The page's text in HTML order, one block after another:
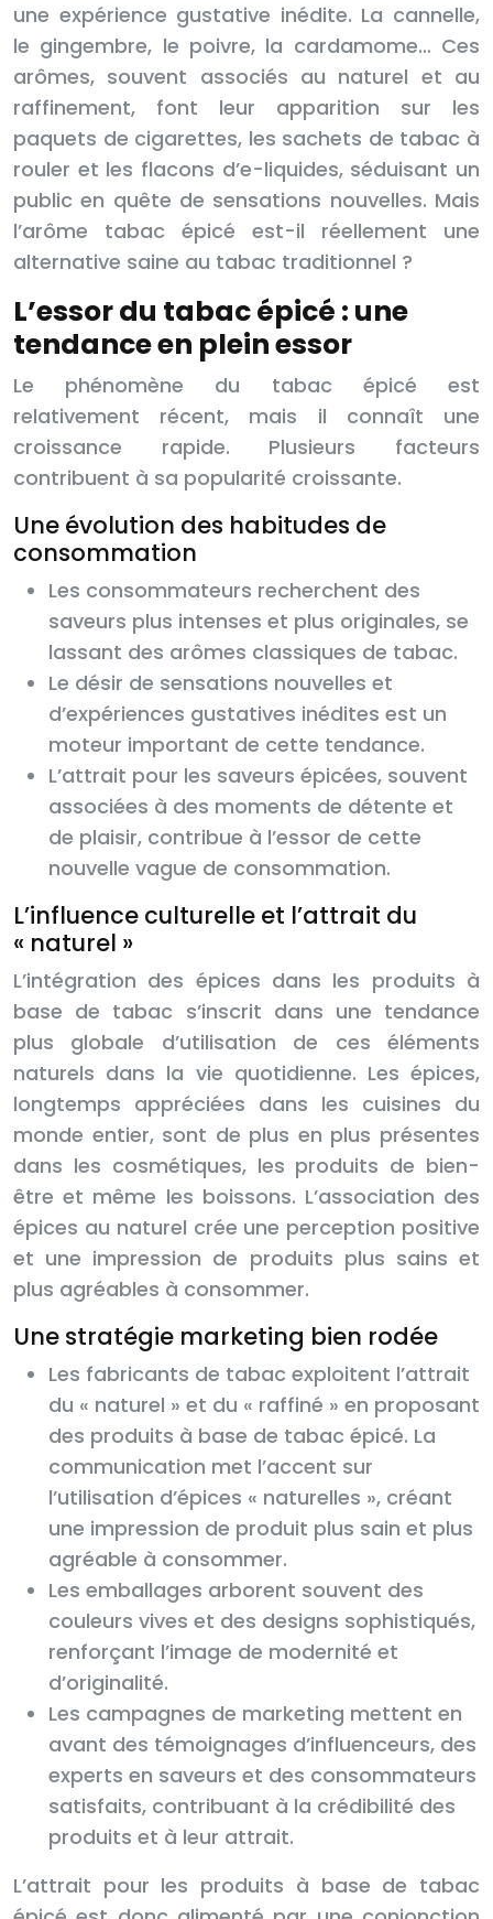
une expérience gustative inédite. La cannelle,
le gingembre, le poivre, la cardamome… Ces
arômes, souvent associés au naturel et au
raffinement, font leur apparition sur les
paquets de cigarettes, les sachets de tabac à
rouler et les flacons d’e-liquides, séduisant un
public en quête de sensations nouvelles. Mais
l’arôme tabac épicé est-il réellement une
alternative saine au tabac traditionnel ?
L’essor du tabac épicé : une
tendance en plein essor
Le phénomène du tabac épicé est
relativement récent, mais il connaît une
croissance rapide. Plusieurs facteurs
contribuent à sa popularité croissante.
Une évolution des habitudes de
consommation
Les consommateurs recherchent des
saveurs plus intenses et plus originales, se
lassant des arômes classiques de tabac.
Le désir de sensations nouvelles et
d’expériences gustatives inédites est un
moteur important de cette tendance.
L’attrait pour les saveurs épicées, souvent
associées à des moments de détente et
de plaisir, contribue à l’essor de cette
nouvelle vague de consommation.
L’influence culturelle et l’attrait du
« naturel »
L’intégration des épices dans les produits à
base de tabac s’inscrit dans une tendance
plus globale d’utilisation de ces éléments
naturels dans la vie quotidienne. Les épices,
longtemps appréciées dans les cuisines du
monde entier, sont de plus en plus présentes
dans les cosmétiques, les produits de bien-
être et même les boissons. L’association des
épices au naturel crée une perception positive
et une impression de produits plus sains et
plus agréables à consommer.
Une stratégie marketing bien rodée
Les fabricants de tabac exploitent l’attrait
du « naturel » et du « raffiné » en proposant
des produits à base de tabac épicé. La
communication met l’accent sur
l’utilisation d’épices « naturelles », créant
une impression de produit plus sain et plus
agréable à consommer.
Les emballages arborent souvent des
couleurs vives et des designs sophistiqués,
renforçant l’image de modernité et
d’originalité.
Les campagnes de marketing mettent en
avant des témoignages d’influenceurs, des
experts en saveurs et des consommateurs
satisfaits, contribuant à la crédibilité des
produits et à leur attrait.
L’attrait pour les produits à base de tabac